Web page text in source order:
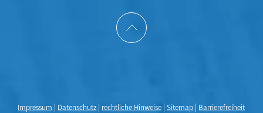
Impressum Datenschutz rechtliche Hinweise |Sitemap Barrierefreiheit